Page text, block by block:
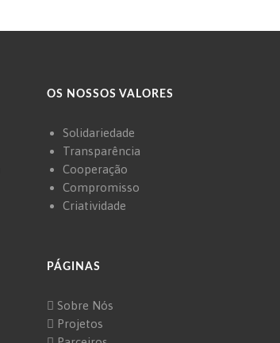
OS NOSSOS VALORES
Solidariedade
Transparência
Cooperação
Compromisso
Criatividade
PÁGINAS
Sobre Nós
Projetos